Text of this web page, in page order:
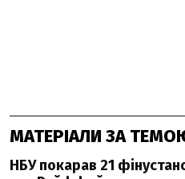
МАТЕРІАЛИ ЗА
НБУ покарав 21